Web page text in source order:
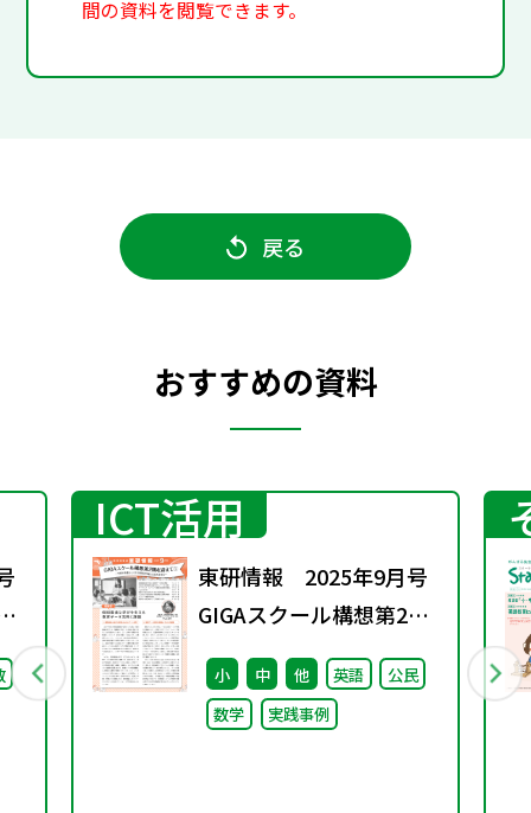
間の資料を閲覧できます。
戻る
おすすめの資料
ICT活用
東研情報 2025年9月号
GIGAスクール構想第2期
を迎えて ①
小 中 他 英語
公民
数学
実践事例